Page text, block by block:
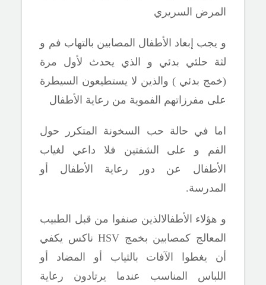
المرض السريري
و يجب إبعاد الأطفال المصابين بالتهاب فم و
لثة حلئي بدئي و الذي يحدث لأول مرة
(خمج بدئي ) والذين لا يستطيعون السيطرة
على مفرزاتهم الفموية من رعاية الأطفال
اما في حالة حب السخونة المتكرر حول
الفم و على الشفتين فلا داعي لغياب
الأطفال عن دور رعاية الأطفال أو
المدرسة.
و هؤلاء الأطفالالذين صنفوا من قبل الطبيب
المعالج كمصابين بخمج HSVناكس يكفي
أن يغطوا الآفات بالثياب أو المضاد أو
اللباس المناسب عندما يرتادون رعاية